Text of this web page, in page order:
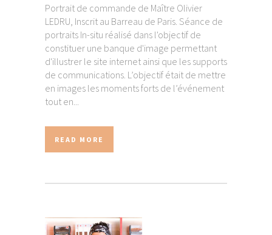
Portrait de commande de Maître Olivier
LEDRU, Inscrit au Barreau de Paris. Séance de
portraits In-situ réalisé dans l'objectif de
constituer une banque d'image permettant
d'illustrer le site internet ainsi que les supports
de communications. L’objectif était de mettre
en images les moments forts de l’événement
tout en...
READ MORE